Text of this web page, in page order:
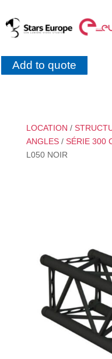
Add to quote
LOCATION /
ANGLES/ SÉRIE 300
L050 NOIR